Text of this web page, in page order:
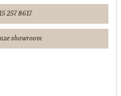
257 8617
showroom